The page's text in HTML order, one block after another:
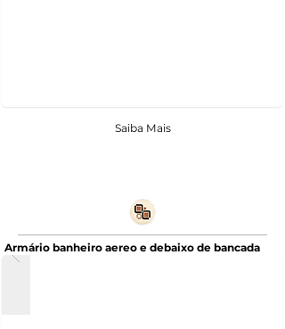
Saiba Mais
Armário banheiro aereo e debaixo de bancada